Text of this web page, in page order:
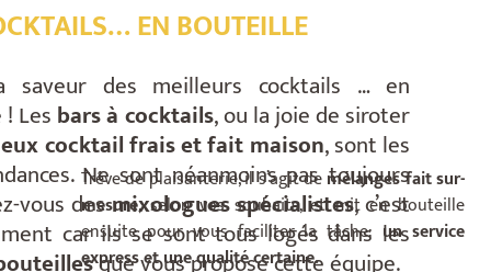
EN BOUTEILLE
saveur des meilleurs cocktails … en
Les bars à cocktails, ou la joie de siroter
cocktail frais et fait maison, sont les
Ne sont néanmoins pas toujours
vous desmixologues spécialistes, c’est
car ils se sont tous logés dans les
que vous propose cette équipe.
Trêve de plaisanterie, il s’agit demélanges fait sur-
mesure, selon vos souhaits, et mit en bouteille
ensuite pour vous faciliter la tâche: un service
express et une qualité certaine.